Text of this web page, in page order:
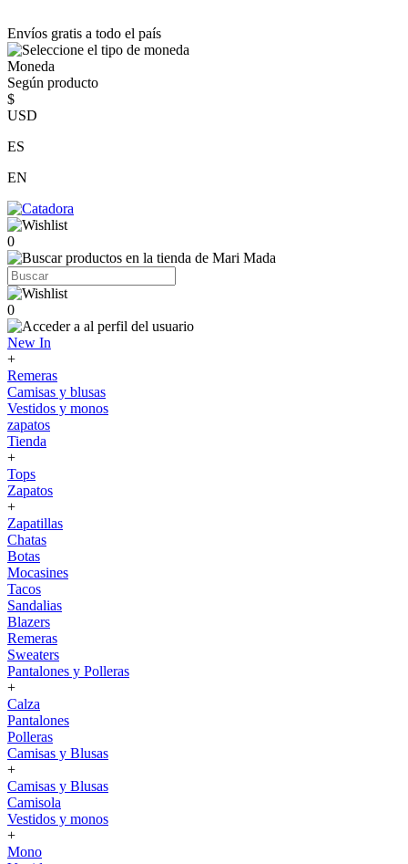
Envíos gratis a todo el país
Moneda
Según producto
$
USD
ES
EN
0
0
New In
+
Remeras
Camisas y blusas
Vestidos y monos
zapatos
Tienda
+
Tops
Zapatos
+
Zapatillas
Chatas
Botas
Mocasines
Tacos
Sandalias
Blazers
Remeras
Sweaters
Pantalones y Polleras
+
Calza
Pantalones
Polleras
Camisas y Blusas
+
Camisas y Blusas
Camisola
Vestidos y monos
+
Mono